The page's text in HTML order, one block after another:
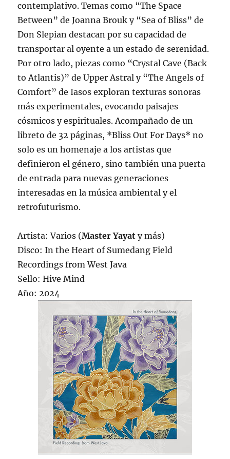
contemplativo. Temas como “The Space
Between” de Joanna Brouk y “Sea of Bliss” de
Don Slepian destacan por su capacidad de
transportar al oyente a un estado de serenidad.
Por otro lado, piezas como “Crystal Cave (Back
to Atlantis)” de Upper Astral y “The Angels of
Comfort” de Iasos exploran texturas sonoras
más experimentales, evocando paisajes
cósmicos y espirituales. Acompañado de un
libreto de 32 páginas, *Bliss Out For Days* no
solo es un homenaje a los artistas que
definieron el género, sino también una puerta
de entrada para nuevas generaciones
interesadas en la música ambiental y el
retrofuturismo.
Artista: Varios (Master Yayaty más)
Disco: In the Heart of Sumedang Field
Recordings from West Java
Sello: Hive Mind
Año: 2024